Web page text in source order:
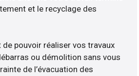
et le recyclage des
de pouvoir réaliser vos travaux
ou démolition sans vous
de l’évacuation des